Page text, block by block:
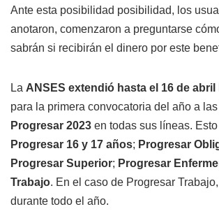
Ante esta posibilidad posibilidad, los
anotaron, comenzaron a preguntarse
sabrán si recibirán el dinero por este
La ANSES extendió hasta el 16 de
para la primera convocatoria del año a las
Progresar 2023 en todas sus líneas.
Progresar 16 y 17 años; Progresar
Progresar Superior; Progresar
Trabajo. En el caso de Progresar
durante todo el año.